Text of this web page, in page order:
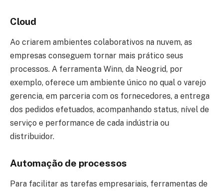
Cloud
Ao criarem ambientes colaborativos na nuvem, as
empresas conseguem tornar mais prático seus
processos. A ferramenta Winn, da Neogrid, por
exemplo, oferece um ambiente único no qual o varejo
gerencia, em parceria com os fornecedores, a entrega
dos pedidos efetuados, acompanhando status, nível de
serviço e performance de cada indústria ou
distribuidor.
Automação de processos
Para facilitar as tarefas empresariais, ferramentas de